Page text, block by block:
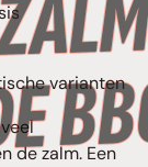
varianten
de zalm. Een